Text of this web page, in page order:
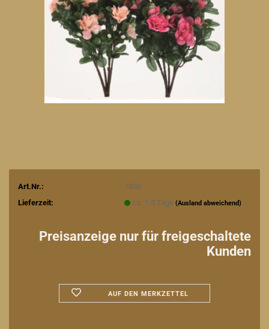
Art.Nr.:
7850
Lieferzeit:
ca. 1-3 Tage (Ausland abweichend)
Preisanzeige nur für freigeschaltete
Kunden
AUF DEN MERKZETTEL